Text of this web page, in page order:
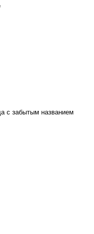
с забытым названием